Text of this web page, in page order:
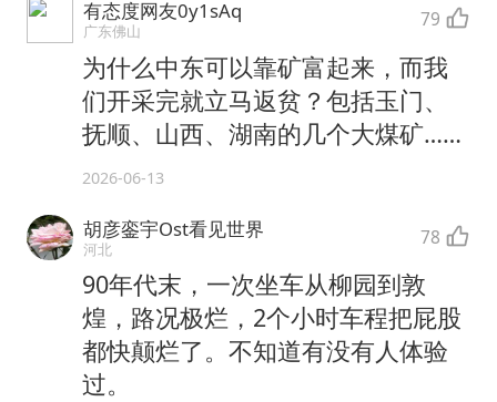
有态度网友0y1sAq
广东佛山 79
为什么中东可以靠矿富起来，而我
们开采完就立马返贫？包括玉门、
抚顺、山西、湖南的几个大煤矿……
2026-06-13
胡彦銮宇Ost看见世界
河北 78
90年代末，一次坐车从柳园到敦
煌，路况极烂，2个小时车程把屁股
都快颠烂了。不知道有没有人体验
过。